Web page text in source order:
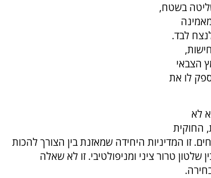
בשטח,
לבד.
הצבאי
לו את
לא
החוקית
זו המדיניות היחידה שמאזנת בין הצורך להכות
שלטון טרור ציני ומניפולטיבי. זו לא שאלה